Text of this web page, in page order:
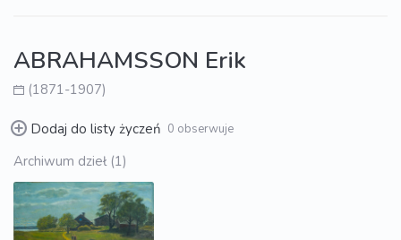
ABRAHAMSSON Erik
(1871-1907)
Dodaj do listy życzeń 0 obserwuje
Archiwum dzieł (1)